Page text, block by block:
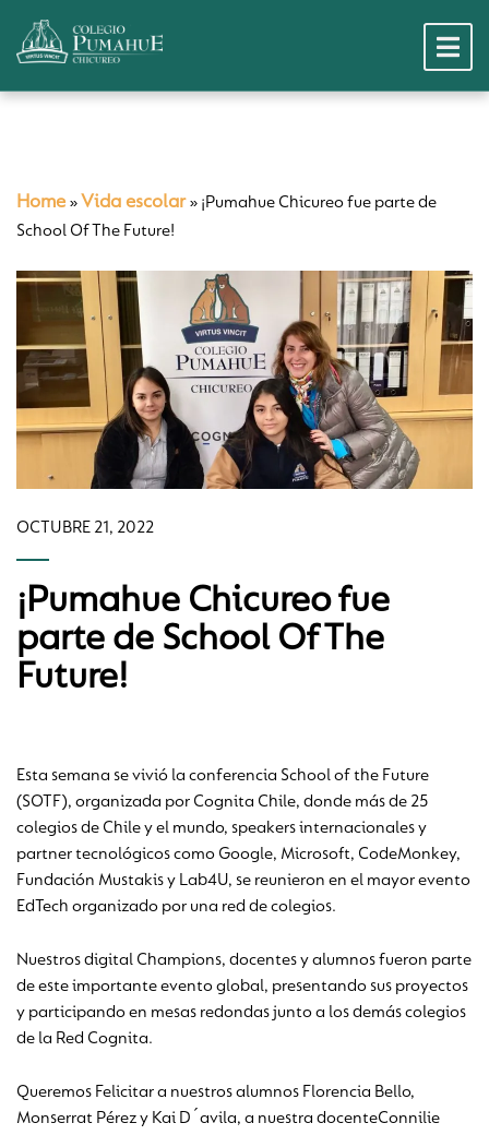
Home » Vida escolar» ¡Pumahue Chicureo fue parte de
School Of The Future!
OCTUBRE 21, 2022
¡Pumahue Chicureo fue
parte de School Of The
Future!
Esta semana se vivió la conferencia School of the Future
(SOTF), organizada por Cognita Chile, donde más de 25
colegios de Chile y el mundo, speakers internacionales y
partner tecnológicos como Google, Microsoft, CodeMonkey,
Fundación Mustakis y Lab4U, se reunieron en el mayor evento
EdTech organizado por una red de colegios.
Nuestros digital Champions, docentes y alumnos fueron parte
de este importante evento global, presentando sus proyectos
y participando en mesas redondas junto a los demás colegios
de la Red Cognita.
Queremos Felicitar a nuestros alumnos Florencia Bello,
Monserrat Pérez y Kai D´avila, a nuestra docenteConnilie